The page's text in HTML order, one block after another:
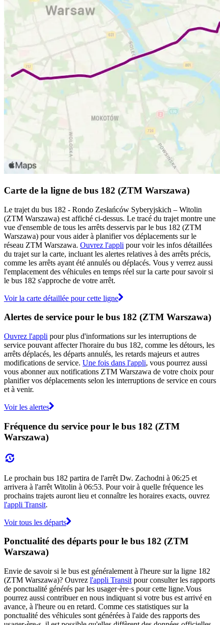
Carte de la ligne de bus 182 (ZTM Warszawa)
Le trajet du bus 182 - Rondo Zesłańców Syberyjskich – Witolin
(ZTM Warszawa) est affiché ci-dessus. Le tracé du trajet montre une
vue d'ensemble de tous les arrêts desservis par le bus 182 (ZTM
Warszawa) pour vous aider à planifier vos déplacements sur le
réseau ZTM Warszawa. Ouvrez l'appli pour voir les infos détaillées
du trajet sur la carte, incluant les alertes relatives à des arrêts précis,
comme les arrêts ayant été annulés ou déplacés. Vous y verrez aussi
l'emplacement des véhicules en temps réel sur la carte pour savoir si
le bus 182 s'approche de votre arrêt.
Voir la carte détaillée pour cette ligne
Alertes de service pour le bus 182 (ZTM Warszawa)
Ouvrez l'appli pour plus d'informations sur les interruptions de
service pouvant affecter l'horaire du bus 182, comme les détours, les
arrêts déplacés, les départs annulés, les retards majeurs et autres
modifications de service. Une fois dans l'appli, vous pourrez aussi
vous abonner aux notifications ZTM Warszawa de votre choix pour
planifier vos déplacements selon les interruptions de service en cours
et à venir.
Voir les alertes
Fréquence du service pour le bus 182 (ZTM
Warszawa)
Le prochain bus 182 partira de l'arrêt Dw. Zachodni à 06:25 et
arrivera à l'arrêt Witolin à 06:53. Pour voir à quelle fréquence les
prochains trajets auront lieu et connaître les horaires exacts, ouvrez
l'appli Transit.
Voir tous les départs
Ponctualité des départs pour le bus 182 (ZTM
Warszawa)
Envie de savoir si le bus est généralement à l'heure sur la ligne 182
(ZTM Warszawa)? Ouvrez l'appli Transit pour consulter les rapports
de ponctualité générés par les usager·ère·s pour cette ligne.Vous
pourrez aussi contribuer en nous indiquant si votre bus est arrivé en
avance, à l'heure ou en retard. Comme ces statistiques sur la
ponctualité des véhicules sont générées à l'aide des rapports des